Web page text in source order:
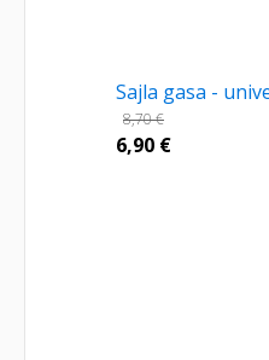
Sajla gasa -
8,70€
6,90 €